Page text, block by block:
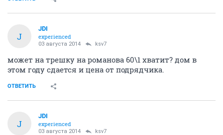
J
JDI
experienced
03 августа 2014 ksv7
может на трешку на романова 60\1 хватит? дом в
этом году сдается и цена от подрядчика.
ОТВЕТИТЬ
J
JDI
experienced
03 августа 2014 ksv7